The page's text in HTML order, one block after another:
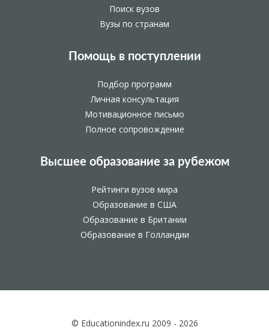
Поиск вузов
Вузы по странам
Помощь в поступлении
Подбор программ
Личная консультация
Мотивационное письмо
Полное сопровождение
Высшее образование за рубежом
Рейтинги вузов мира
Образование в США
Образование в Британии
Образование в Голландии
© Educationindex.ru 2009 - 2026